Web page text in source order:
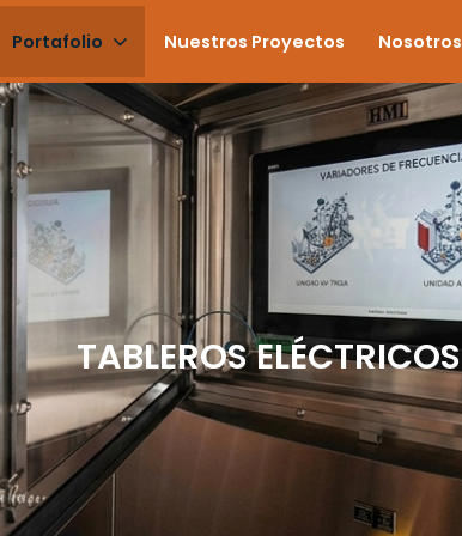
Portafolio Nuestros Proyectos Nosotros
TABLEROS ELÉCTRICOS